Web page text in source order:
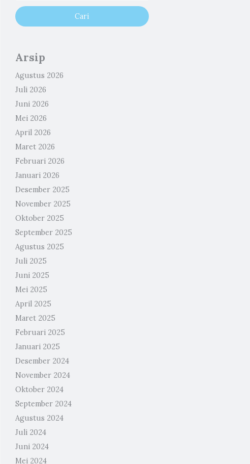
Arsip
Agustus 2026
Juli 2026
Juni 2026
Mei 2026
April 2026
Maret 2026
Februari 2026
Januari 2026
Desember 2025
November 2025
Oktober 2025
September 2025
Agustus 2025
Juli 2025
Juni 2025
Mei 2025
April 2025
Maret 2025
Februari 2025
Januari 2025
Desember 2024
November 2024
Oktober 2024
September 2024
Agustus 2024
Juli 2024
Juni 2024
Mei 2024